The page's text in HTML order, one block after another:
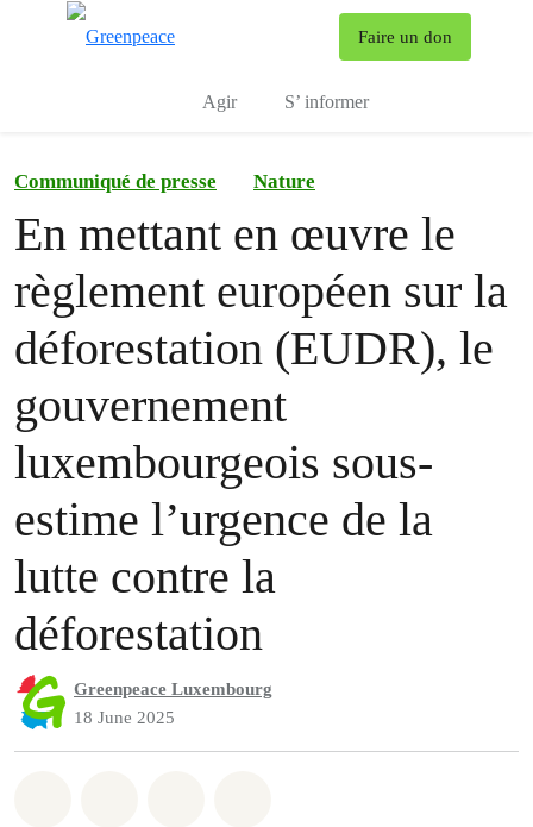
Faire un don
Agir S’ informer
Communiqué de presse Nature
En mettant en œuvre le
règlement européen sur la
déforestation (EUDR), le
gouvernement
luxembourgeois sous-
estime l’urgence de la
lutte contre la
déforestation
Greenpeace Luxembourg
18 June 2025